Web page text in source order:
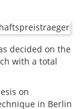
decided on the
with a total
on
in Berlin